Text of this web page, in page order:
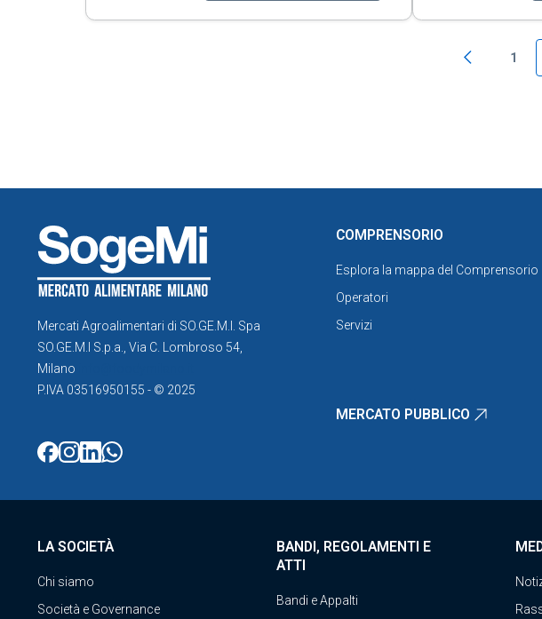
Pagina
1
Mercati Agroalimentari di SO.GE.M.I. Spa
SO.GE.M.I S.p.a., Via C. Lombroso 54,
Milano
P.IVA 03516950155 - © 2025
COMPRENSORIO
Esplora la mappa del Comprensorio
Operatori
Servizi
MERCATO PUBBLICO
LA SOCIETÀ
Chi siamo
Società e Governance
BANDI, REGOLAMENTI E
ATTI
Bandi e Appalti